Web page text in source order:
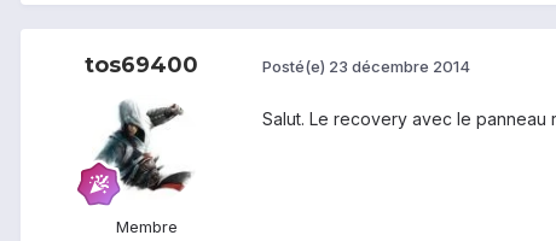
tos69400
Membre
Posté(e) 23 décembre 2014
Salut. Le recovery avec le